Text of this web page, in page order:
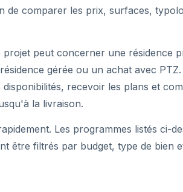
de comparer les prix, surfaces,
peut concerner une résidence
gérée ou un achat avec
disponibilités, recevoir les plans et
la livraison.
Les programmes listés ci-
être filtrés par budget, type de bien